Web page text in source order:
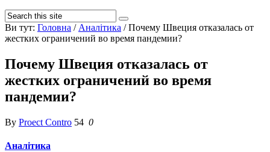
Ви тут: Головна / Аналітика /Почему Швеция отказалась от
жестких ограничений во время пандемии?
Почему Швеция отказалась от
жестких ограничений во время
пандемии?
By Proect Contro 54 0
Аналітика